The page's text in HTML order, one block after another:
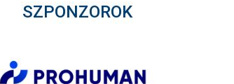
SZPONZOROK